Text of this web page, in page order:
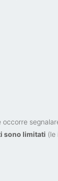
occorre
sono limitati (le